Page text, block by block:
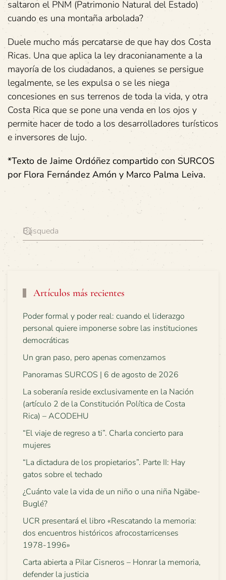
saltaron el PNM (Patrimonio Natural del Estado)
cuando es una montaña arbolada?
Duele mucho más percatarse de que hay dos Costa
Ricas. Una que aplica la ley draconianamente a la
mayoría de los ciudadanos, a quienes se persigue
legalmente, se les expulsa o se les niega
concesiones en sus terrenos de toda la vida, y otra
Costa Rica que se pone una venda en los ojos y
permite hacer de todo a los desarrolladores turísticos
e inversores de lujo.
*Texto de Jaime Ordóñez compartido con SURCOS
por Flora Fernández Amón y Marco Palma Leiva.
Artículos más recientes
Poder formal y poder real: cuando el liderazgo
personal quiere imponerse sobre las instituciones
democráticas
Un gran paso, pero apenas comenzamos
Panoramas SURCOS | 6 de agosto de 2026
La soberanía reside exclusivamente en la Nación
(artículo 2 de la Constitución Política de Costa
Rica) – ACODEHU
“El viaje de regreso a ti”. Charla concierto para
mujeres
“La dictadura de los propietarios”. Parte II: Hay
gatos sobre el techado
¿Cuánto vale la vida de un niño o una niña Ngäbe-
Buglé?
UCR presentará el libro «Rescatando la memoria:
dos encuentros históricos afrocostarricenses
1978-1996»
Carta abierta a Pilar Cisneros – Honrar la memoria,
defender la justicia